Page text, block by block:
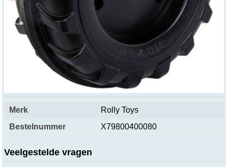
Over dit product
TIP meebestellen; X67001800000 asborging 10mm
- 12mm
Productspecificaties
Merk
Rolly Toys
Bestelnummer
X79800400080
Veelgestelde vragen